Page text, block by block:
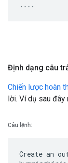
Định dạng câu
Chiến lược hoàn
lời. Ví dụ sau đây
Câu lệnh:
Create an